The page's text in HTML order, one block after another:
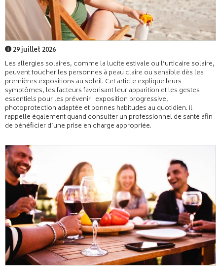
29 juillet 2026
Les allergies solaires, comme la lucite estivale ou l’urticaire solaire,
peuvent toucher les personnes à peau claire ou sensible dès les
premières expositions au soleil. Cet article explique leurs
symptômes, les facteurs favorisant leur apparition et les gestes
essentiels pour les prévenir : exposition progressive,
photoprotection adaptée et bonnes habitudes au quotidien. Il
rappelle également quand consulter un professionnel de santé afin
de bénéficier d’une prise en charge appropriée.